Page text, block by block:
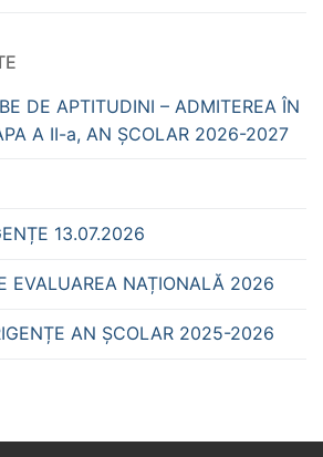
DE APTITUDINI – ADMITEREA ÎN
A II-a, AN ȘCOLAR 2026-2027
13.07.2026
EVALUAREA NAȚIONALĂ 2026
AN ȘCOLAR 2025-2026